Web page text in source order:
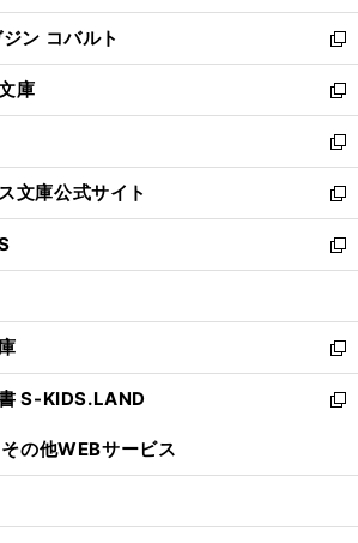
開
く
ウ
で
開
く
ン
ド
ウ
で
開
く
ウ
ィ
ン
ド
ウ
で
開
く
ン コバルト
新
し
い
ウ
ィ
ン
ド
ウ
で
開
庫
新
し
い
ウ
ィ
ン
ド
ウ
開
く
新
し
い
ウ
ィ
ン
ウ
で
開
く
文庫公式サイト
新
し
い
ウ
ン
ド
ウ
で
新
し
ウ
ィ
ン
ド
開
新
し
い
ン
ウ
S-KIDS.LAND
新
ウ
ン
その他WEBサービス